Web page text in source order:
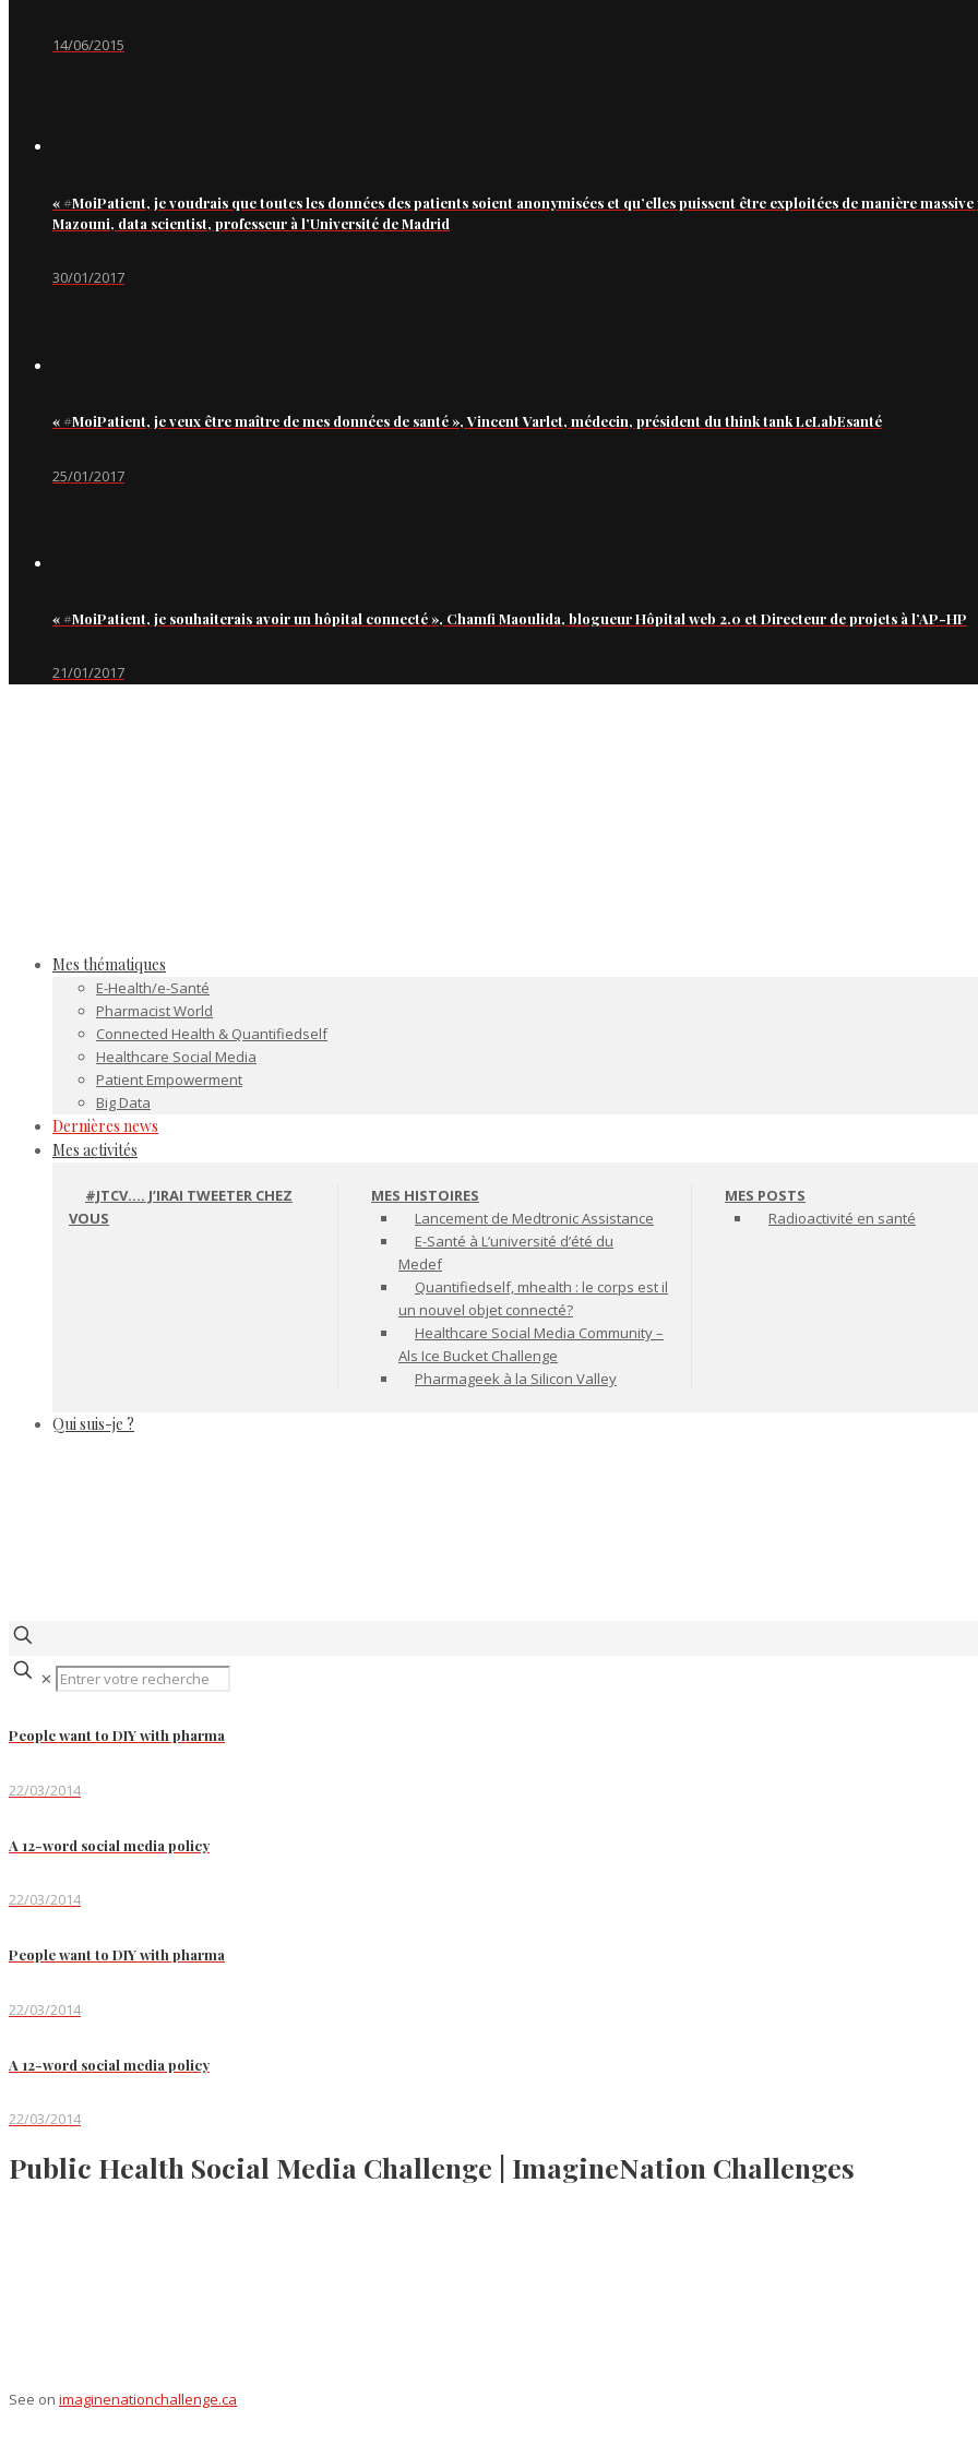
14/06/2015
« #MoiPatient, je voudrais que toutes les données des patients soient anonymisées et qu’elles puissent être exploitées de manière
Mazouni, data scientist, professeur à l’Université de Madrid
30/01/2017
« #MoiPatient, je veux être maître de mes données de santé », Vincent Varlet, médecin, président du think tank LeLabEsanté
25/01/2017
« #MoiPatient, je souhaiterais avoir un hôpital connecté », Chamfi Maoulida, blogueur Hôpital web 2.0 et Directeur de projets à l’AP-HP
21/01/2017
Mes thématiques
E-Health/e-Santé
Pharmacist World
Connected Health & Quantifiedself
Healthcare Social Media
Patient Empowerment
Big Data
Dernières news
Mes activités
#JTCV…. J’IRAI TWEETER CHEZ
VOUS
MES HISTOIRES
Lancement de Medtronic Assistance
E-Santé à L’université d’été du
Medef
Quantifiedself, mhealth : le corps est il
un nouvel objet connecté?
Healthcare Social Media Community –
Als Ice Bucket Challenge
Pharmageek à la Silicon Valley
MES POSTS
Radioactivité en santé
Qui suis-je ?
✕
People want to DIY with pharma
22/03/2014
A 12-word social media policy
22/03/2014
People want to DIY with pharma
22/03/2014
A 12-word social media policy
22/03/2014
Public Health Social Media Challenge | ImagineNation Challenges
See on imaginenationchallenge.ca